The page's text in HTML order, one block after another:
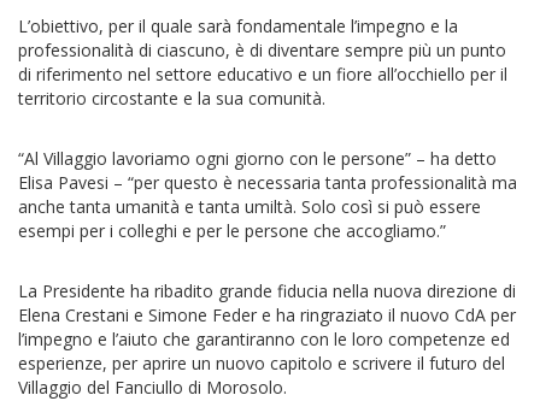
L’obiettivo, per il quale sarà fondamentale l’impegno e la
professionalità di ciascuno, è di diventare sempre più un punto
di riferimento nel settore educativo e un fiore all’occhiello per il
territorio circostante e la sua comunità.
“Al Villaggio lavoriamo ogni giorno con le persone” – ha detto
Elisa Pavesi – “per questo è necessaria tanta professionalità ma
anche tanta umanità e tanta umiltà. Solo così si può essere
esempi per i colleghi e per le persone che accogliamo.”
La Presidente ha ribadito grande fiducia nella nuova direzione di
Elena Crestani e Simone Feder e ha ringraziato il nuovo CdA per
l’impegno e l’aiuto che garantiranno con le loro competenze ed
esperienze, per aprire un nuovo capitolo e scrivere il futuro del
Villaggio del Fanciullo di Morosolo.